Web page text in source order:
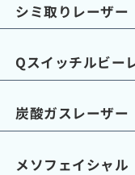
シミ取りレーザー
Qスイッチルビー
炭酸ガスレーザー
メソフェイシャル